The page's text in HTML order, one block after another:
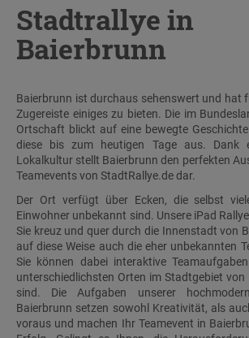
Stadtrallye in
Baierbrunn
Baierbrunn ist durchaus sehenswert und hat
Zugereiste einiges zu bieten. Die im
Ortschaft blickt auf eine bewegte
diese bis zum heutigen Tage aus. Dank
Lokalkultur stellt Baierbrunn den perfekten
Teamevents von StadtRallye.de dar.
Der Ort verfügt über Ecken, die selbst
Einwohner unbekannt sind. Unsere iPad
Sie kreuz und quer durch die Innenstadt von
auf diese Weise auch die eher unbekannten
Sie können dabei interaktive
unterschiedlichsten Orten im Stadtgebiet
sind. Die Aufgaben unserer
Baierbrunn setzen sowohl Kreativität, als
voraus und machen Ihr Teamevent in